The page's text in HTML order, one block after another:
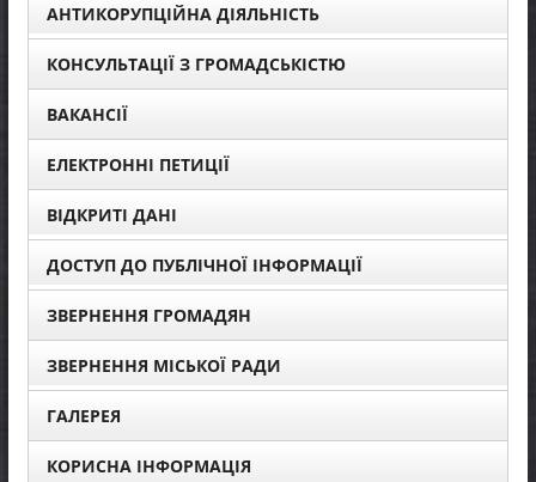
АНТИКОРУПЦІЙНА ДІЯЛЬНІСТЬ
КОНСУЛЬТАЦІЇ З ГРОМАДСЬКІСТЮ
ВАКАНСІЇ
ЕЛЕКТРОННІ ПЕТИЦІЇ
ВІДКРИТІ ДАНІ
ДОСТУП ДО ПУБЛІЧНОЇ ІНФОРМАЦІЇ
ЗВЕРНЕННЯ ГРОМАДЯН
ЗВЕРНЕННЯ МІСЬКОЇ РАДИ
ГАЛЕРЕЯ
КОРИСНА ІНФОРМАЦІЯ